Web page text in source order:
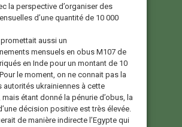
la perspective d’organiser des
d’une quantité de 10 000
promettait aussi un
mensuels en obus M107 de
en Inde pour un montant de 10
le moment, on ne connait pas la
autorités ukrainiennes à cette
étant donné la pénurie d’obus, la
décision positive est très élevée.
de manière indirecte l’Egypte qui